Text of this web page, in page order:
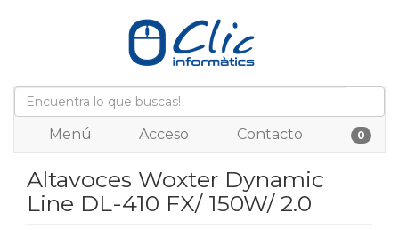
Menú Acceso Contacto 0
Altavoces Woxter Dynamic
Line DL-410 FX/ 150W/ 2.0